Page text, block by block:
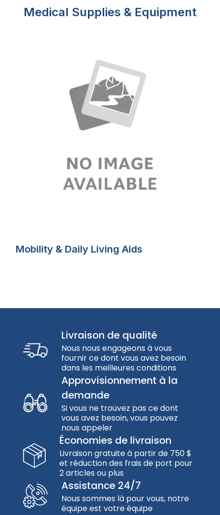
Medical Supplies & Equipment
Mobility & Daily Living Aids
Livraison de qualité
Nous nous engageons à vous
fournir ce dont vous avez besoin
dans les meilleures conditions
Approvisionnement à la
demande
Si vous ne trouvez pas ce dont
vous avez besoin, vous pouvez
nous appeler
Économies de livraison
Livraison gratuite à partir de 750 $
et réduction des frais de port pour
2 articles ou plus
Assistance 24/7
Nous sommes là pour vous, notre
équipe est votre équipe